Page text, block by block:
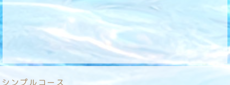
シンプルコース